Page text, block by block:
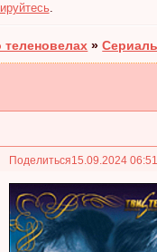
.
»
Поделиться15.09.2024